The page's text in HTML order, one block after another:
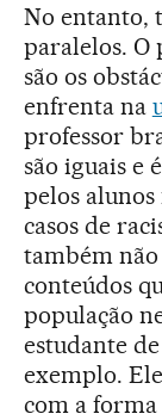
No entanto,
paralelos. O
são os
enfrenta na
professor
são iguais e
pelos alunos
casos de
também não
conteúdos
população
estudante
exemplo.
com a forma